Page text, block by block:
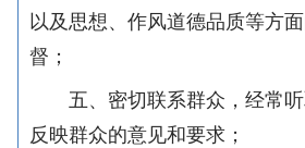
以及思想、作风道德品质等方
督；
五、密切联系群众，经常听
反映群众的意见和要求；